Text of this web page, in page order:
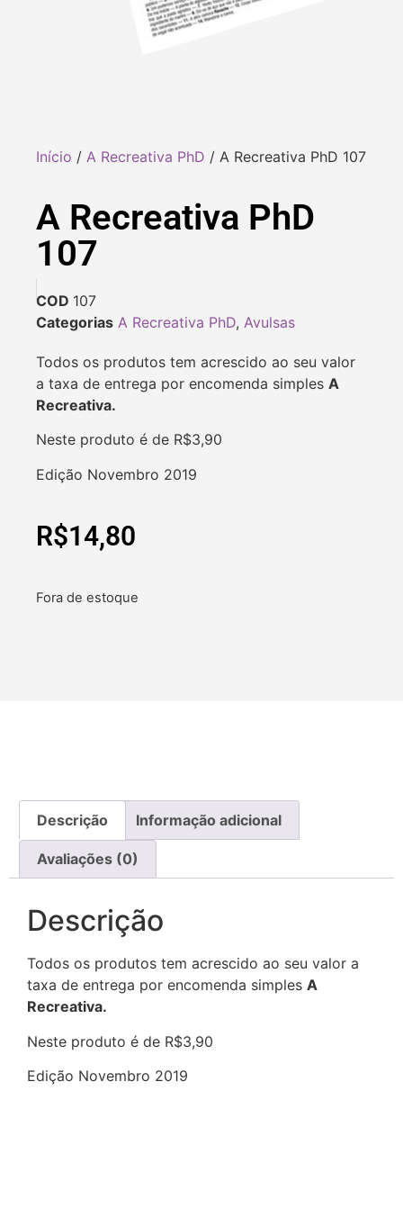
Início / A Recreativa PhD / A Recreativa PhD 107
A Recreativa PhD
107
COD 107
Categorias A Recreativa PhD, Avulsas
Todos os produtos tem acrescido ao seu valor
a taxa de entrega por encomenda simples A
Recreativa.
Neste produto é de R$3,90
Edição Novembro 2019
R$14,80
Fora de estoque
Descrição Informação adicional
Avaliações (0)
Descrição
Todos os produtos tem acrescido ao seu valor a
taxa de entrega por encomenda simples A
Recreativa.
Neste produto é de R$3,90
Edição Novembro 2019